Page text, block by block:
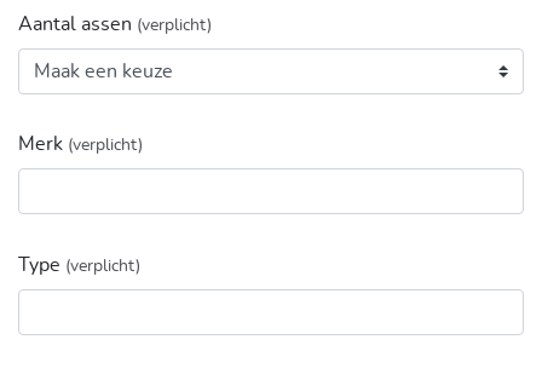
Aantal assen (verplicht)
Merk (verplicht)
Type (verplicht)